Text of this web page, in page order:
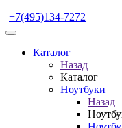
+7(495)134-7272
Каталог
Назад
Каталог
Ноутбуки
Назад